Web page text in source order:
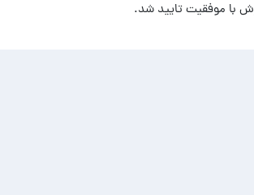
با موفقیت تایید شد.